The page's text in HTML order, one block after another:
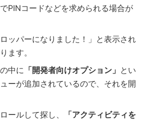
PINコードなどを求められる場合が
ロッパーになりました！」と表示され
ます。
中に 「開発者向けオプション」 とい
ーが追加されているので、それを開
ールして探し、
「アクティビティを